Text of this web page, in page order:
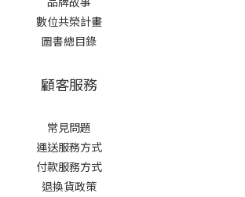
數位共榮計畫
圖書總目錄
顧客服務
常見問題
運送服務方式
付款服務方式
退換貨政策